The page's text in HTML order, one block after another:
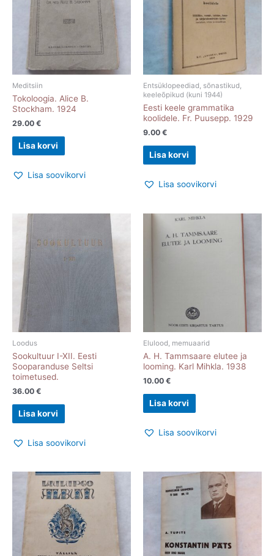
Meditsiin
Tokoloogia. Alice B.
Stockham. 1924
29.00 €
Lisa korvi
Lisa soovikorvi
Entsüklopeediad, sõnastikud,
keeleõpikud (kuni 1944)
Eesti keele grammatika
koolidele. Fr. Puusepp. 1929
9.00 €
Lisa korvi
Lisa soovikorvi
Loodus
Sookultuur I-XII. Eesti
Sooparanduse Seltsi
toimetused.
36.00 €
Lisa korvi
Lisa soovikorvi
Elulood, memuaarid
A. H. Tammsaare elutee ja
looming. Karl Mihkla. 1938
10.00 €
Lisa korvi
Lisa soovikorvi